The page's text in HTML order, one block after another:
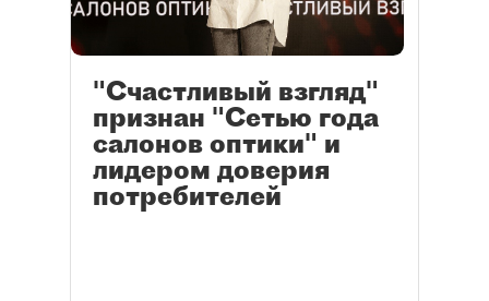
"Счастливый взгляд"
признан "Сетью года
салонов оптики" и
лидером доверия
потребителей